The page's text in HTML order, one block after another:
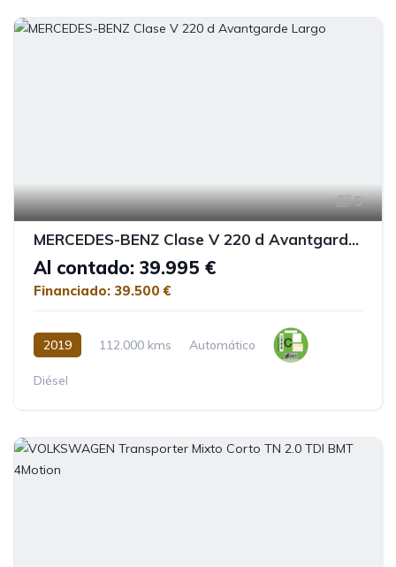
5
MERCEDES-BENZ Clase V 220 d Avantgarde Largo
Al contado: 39.995 €
Financiado: 39.500 €
2019 112.000 kms Automático
Diésel